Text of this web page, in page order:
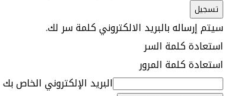
سيتم إرساله بالبريد الالكتروني كلمة سر لك.
استعادة كلمة السر
استعادة كلمة المرور
البريد الإلكتروني الخاص بك